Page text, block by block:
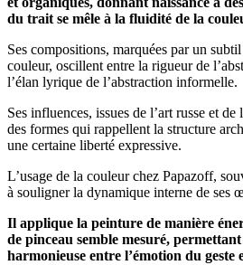
du trait se mêle à la fluidité de la
Ses compositions, marquées par un
couleur, oscillent entre la rigueur de
l’élan lyrique de l’abstraction informelle.
Ses influences, issues de l’art russe et de
des formes qui rappellent la structure
une certaine liberté expressive.
L’usage de la couleur chez Papazoff,
à souligner la dynamique interne de ses
Il applique la peinture de manière
de pinceau semble mesuré,
harmonieuse entre l’émotion du